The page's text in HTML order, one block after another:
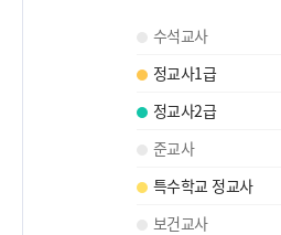
수석교사
정교사1급
정교사2급
준교사
특수학교 정교사
보건교사